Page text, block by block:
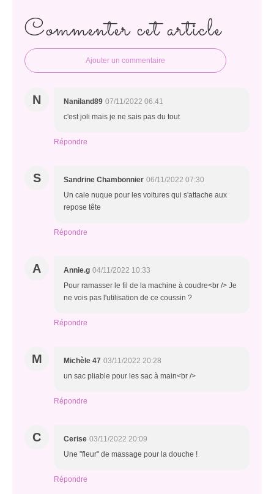
Commenter cet article
Ajouter un commentaire
N Naniland89 07/11/2022 06:41
c'est joli mais je ne sais pas du tout
Répondre
S Sandrine Chambonnier 06/11/2022 07:30
Un cale nuque pour les voitures qui s'attache aux
repose tête
Répondre
A Annie.g 04/11/2022 10:33
Pour ramasser le fil de la machine à coudre<br /> Je
ne vois pas l'utilisation de ce coussin ?
Répondre
M Michèle 47 03/11/2022 20:28
un sac pliable pour les sac à main<br />
Répondre
C Cerise 03/11/2022 20:09
Une "fleur" de massage pour la douche !
Répondre